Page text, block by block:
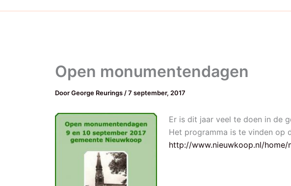
Open monumentendagen
DoorGeorge Reurings /7 september, 2017
Er is dit jaar veel te doen in de
Het programma is te vinden op
http://www.nieuwkoop.nl/